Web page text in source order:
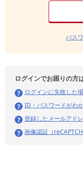
パス
ログインでお困りの方
ログインに失敗した
ID・パスワードがわ
登録したメールアド
画像認証（